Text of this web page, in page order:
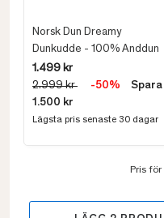
Norsk Dun Dreamy
Dunkudde - 100% Anddun
1.499 kr
2.999 kr
-50%
Spara
1.500 kr
Lägsta pris senaste 30 dagar
Pris